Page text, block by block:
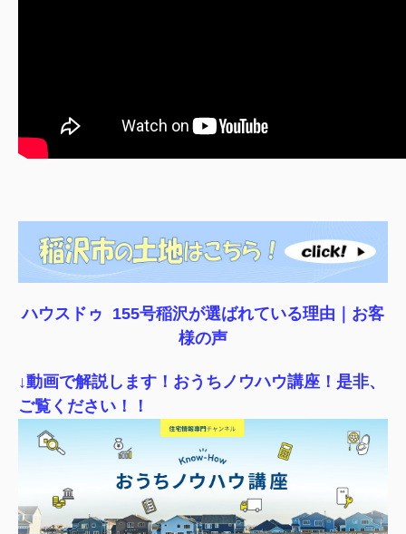
ハウスドゥ 155号稲沢が選ばれている理由｜ お客
様の声
↓動画で解説します！おうちノウハウ講座！是非、
ご覧ください！！